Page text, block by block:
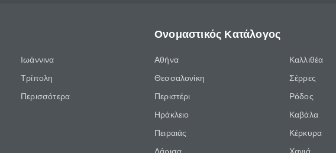
Ιωάννινα
Τρίπολη
Περισσότερα
Ονομαστικός Κατάλογος
Αθήνα
Θεσσαλονίκη
Περιστέρι
Ηράκλειο
Πειραιάς
Καλλιθέα
Σέρρες
Ρόδος
Καβάλα
Κέρκυρα